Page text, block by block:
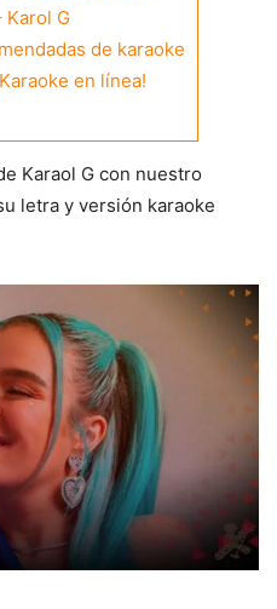
Karol G
de karaoke
en línea!
Karaol G con nuestro
letra y versión karaoke